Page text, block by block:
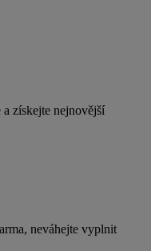
a získejte nejnovější
neváhejte vyplnit